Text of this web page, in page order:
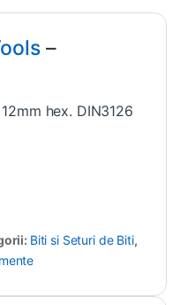
–
hex. DIN3126
Biti si Seturi de Biti,